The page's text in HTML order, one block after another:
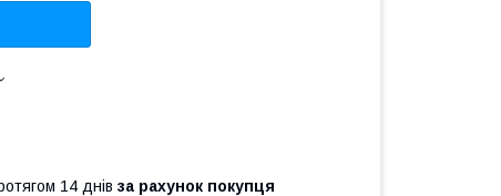
14 днів за рахунок покупця